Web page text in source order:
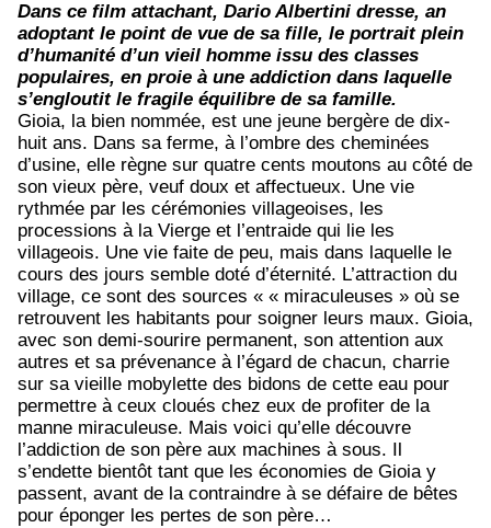
Dans ce film attachant, Dario Albertini dresse, an
adoptant le point de vue de sa fille, le portrait plein
d’humanité d’un vieil homme issu des classes
populaires, en proie à une addiction dans laquelle
s’engloutit le fragile équilibre de sa famille.
Gioia, la bien nommée, est une jeune bergère de dix-
huit ans. Dans sa ferme, à l’ombre des cheminées
d’usine, elle règne sur quatre cents moutons au côté de
son vieux père, veuf doux et affectueux. Une vie
rythmée par les cérémonies villageoises, les
processions à la Vierge et l’entraide qui lie les
villageois. Une vie faite de peu, mais dans laquelle le
cours des jours semble doté d’éternité. L’attraction du
village, ce sont des sources « « miraculeuses » où se
retrouvent les habitants pour soigner leurs maux. Gioia,
avec son demi-sourire permanent, son attention aux
autres et sa prévenance à l’égard de chacun, charrie
sur sa vieille mobylette des bidons de cette eau pour
permettre à ceux cloués chez eux de profiter de la
manne miraculeuse. Mais voici qu’elle découvre
l’addiction de son père aux machines à sous. Il
s’endette bientôt tant que les économies de Gioia y
passent, avant de la contraindre à se défaire de bêtes
pour éponger les pertes de son père…